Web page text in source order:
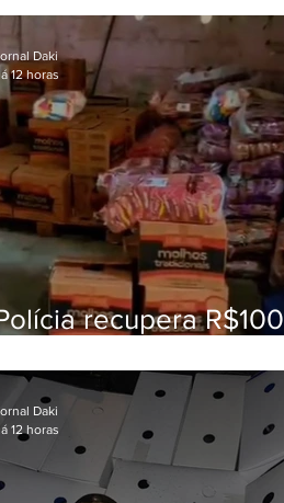
da educação
recupera R$100
Fluminense
Daki
12 horas
Daki
12 horas